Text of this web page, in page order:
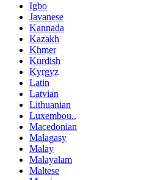
Igbo
Javanese
Kannada
Kazakh
Khmer
Kurdish
Kyrgyz
Latin
Latvian
Lithuanian
Luxembou..
Macedonian
Malagasy
Malay
Malayalam
Maltese